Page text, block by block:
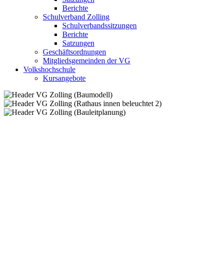
Berichte
Schulverband Zolling
Schulverbandssitzungen
Berichte
Satzungen
Geschäftsordnungen
Mitgliedsgemeinden der VG
Volkshochschule
Kursangebote